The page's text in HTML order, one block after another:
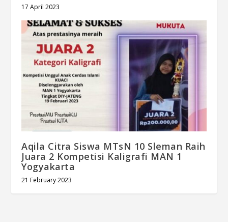
17 April 2023
Aqila Citra Siswa MTsN 10 Sleman Raih
Juara 2 Kompetisi Kaligrafi MAN 1
Yogyakarta
21 February 2023